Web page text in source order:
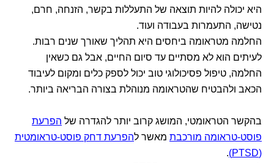
היא יכולה להיות תוצאה של התעללות בקשר, הזנחה, חרם,
נטישה, התעמרות בעבודה ועוד.
החלמה מטראומה ביחסים היא תהליך שאורך שנים רבות.
לעיתים הוא לא מסתיים עד סיום החיים, אבל גם כשאין
החלמה, טיפול פסיכולוגי טוב יכול לספק כלים ומקום לעיבוד
הכאב ולהבטיח שהטראומה מנוהלת בצורה הבריאה ביותר.
בהקשר הטראומטי, המושג קרוב יותר להגדרה של הפרעת
פוסט-טראומה מורכבת מאשר להפרעת דחק פוסט-טראומטית
(PTSD)
.